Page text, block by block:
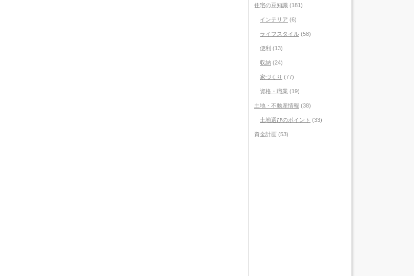
住宅の豆知識 (181)
インテリア (6)
ライフスタイル (58)
便利 (13)
収納 (24)
家づくり (77)
資格・職業 (19)
土地・不動産情報 (38)
土地選びのポイント (33)
資金計画 (53)